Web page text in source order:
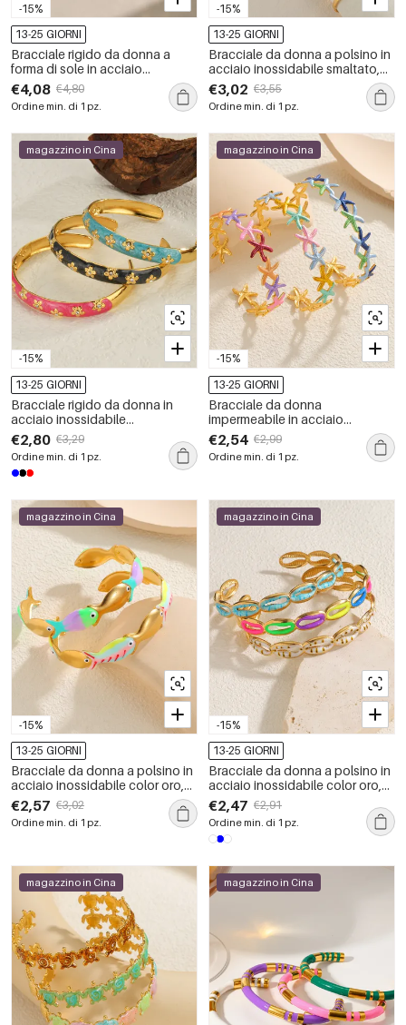
-15%
13-25 GIORNI
Bracciale rigido da donna a
forma di sole in acciaio
inossidabile, impermeabile,
color oro.
€4,08 €4,80
Ordine min. di 1 pz.
-15%
13-25 GIORNI
Bracciale da donna a polsino in
acciaio inossidabile smaltato,
impermeabile, colore oro, stile
vacanziero oceanico
€3,02 €3,55
Ordine min. di 1 pz.
-15%
magazzino in Cina
13-25 GIORNI
Bracciale rigido da donna in
acciaio inossidabile
impermeabile con fiore smaltato
in stile retrò della serie Classic.
€2,80 €3,29
Ordine min. di 1 pz.
-15%
magazzino in Cina
13-25 GIORNI
Bracciale da donna
impermeabile in acciaio
inossidabile con stelle marine in
stile oceanico per le vacanze.
€2,54 €2,99
Ordine min. di 1 pz.
-15%
magazzino in Cina
13-25 GIORNI
Bracciale da donna a polsino in
acciaio inossidabile color oro,
stile Oceanico, con smalto a
forma di pesce, impermeabile.
€2,57 €3,02
Ordine min. di 1 pz.
-15%
magazzino in Cina
13-25 GIORNI
Bracciale da donna a polsino in
acciaio inossidabile color oro,
stile Oceanico, con smalto a
conchiglia, impermeabile.
€2,47 €2,91
Ordine min. di 1 pz.
magazzino in Cina magazzino in Cina